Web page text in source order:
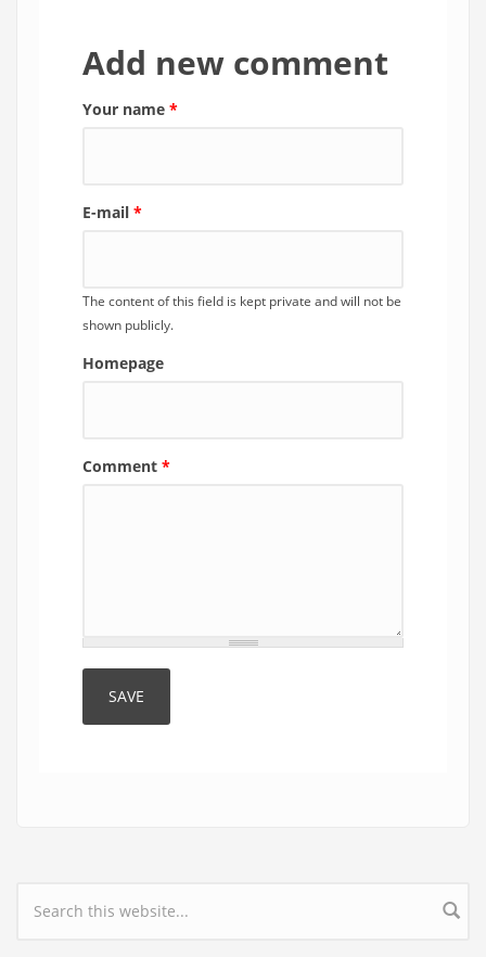
Add new comment
Your name *
E-mail *
The content of this field is kept private and will not be
shown publicly.
Homepage
Comment *
Search form